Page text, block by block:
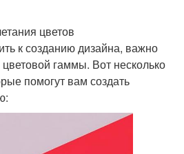
цветов
к созданию дизайна, важно
гаммы. Вот несколько
помогут вам создать